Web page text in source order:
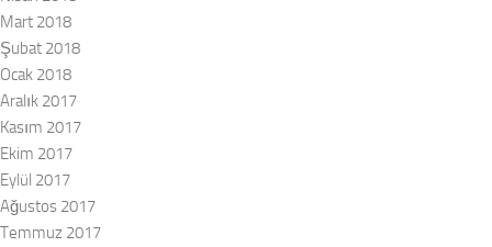
Mart 2018
Şubat 2018
Ocak 2018
Aralık 2017
Kasım 2017
Ekim 2017
Eylül 2017
Ağustos 2017
Temmuz 2017